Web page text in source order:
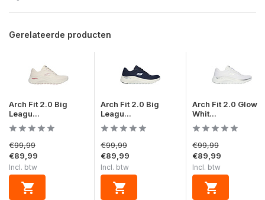
Gerelateerde producten
Arch Fit 2.0 Big
Leagu...
€99,99
€89,99
Incl. btw
Arch Fit 2.0 Big
Leagu...
€99,99
€89,99
Incl. btw
Arch Fit 2.0 Glow
Whit...
€99,99
€89,99
Incl. btw